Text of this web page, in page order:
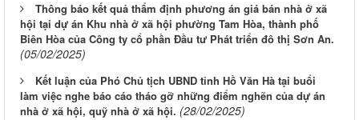
Thông báo kết quả thẩm định phương án giá bán nhà ở xã
hội tại dự án Khu nhà ở xã hội phường Tam Hòa, thành phố
Biên Hòa của Công ty cổ phần Đầu tư Phát triển đô thị Sơn An.
(05/02/2025)
Kết luận của Phó Chủ tịch UBND tỉnh Hồ Văn Hà tại buổi
làm việc nghe báo cáo tháo gỡ những điểm nghẽn của dự án
nhà ở xã hội, quỹ nhà ở xã hội. (28/02/2025)